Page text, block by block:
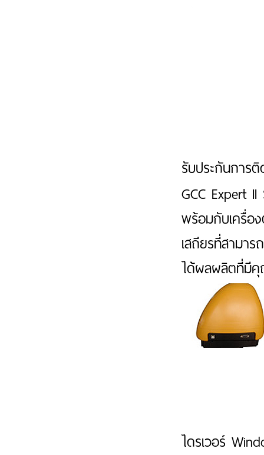
รับประกันการ
GCC Expert
พร้อมกับเครื่อ
เสถียรที่สามา
ได้ผลผลิตที่มีคุ
ไดรเวอร์